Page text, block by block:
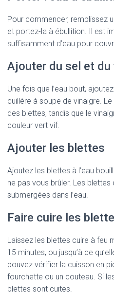
Pour commencer, remplissez
et portez-la à ébullition. Il est
suffisamment d’eau pour
Ajouter du sel et du
Une fois que l’eau bout,
cuillère à soupe de vinaigre.
des blettes, tandis que le
couleur vert vif.
Ajouter les blettes
Ajoutez les blettes à l’eau
ne pas vous brûler. Les
submergées dans l’eau.
Faire cuire les
Laissez les blettes cuire à feu
15 minutes, ou jusqu’à ce
pouvez vérifier la cuisson en
fourchette ou un couteau. Si
blettes sont cuites.